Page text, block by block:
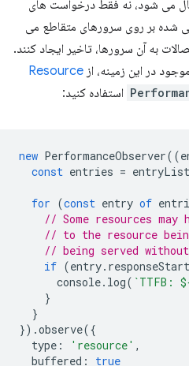
شود، نه فقط درخواست های
بر روی سرورهای متقاطع می
به آن سرورها، تاخیر ایجاد کنند.
Resource
استفاده کنید:
new PerformanceObserver
const entries =
for (const entry of
// Some resources
// to the resource
// being served
if (entry.
console.log(
}).observe
type : 'resource'
buffered: true